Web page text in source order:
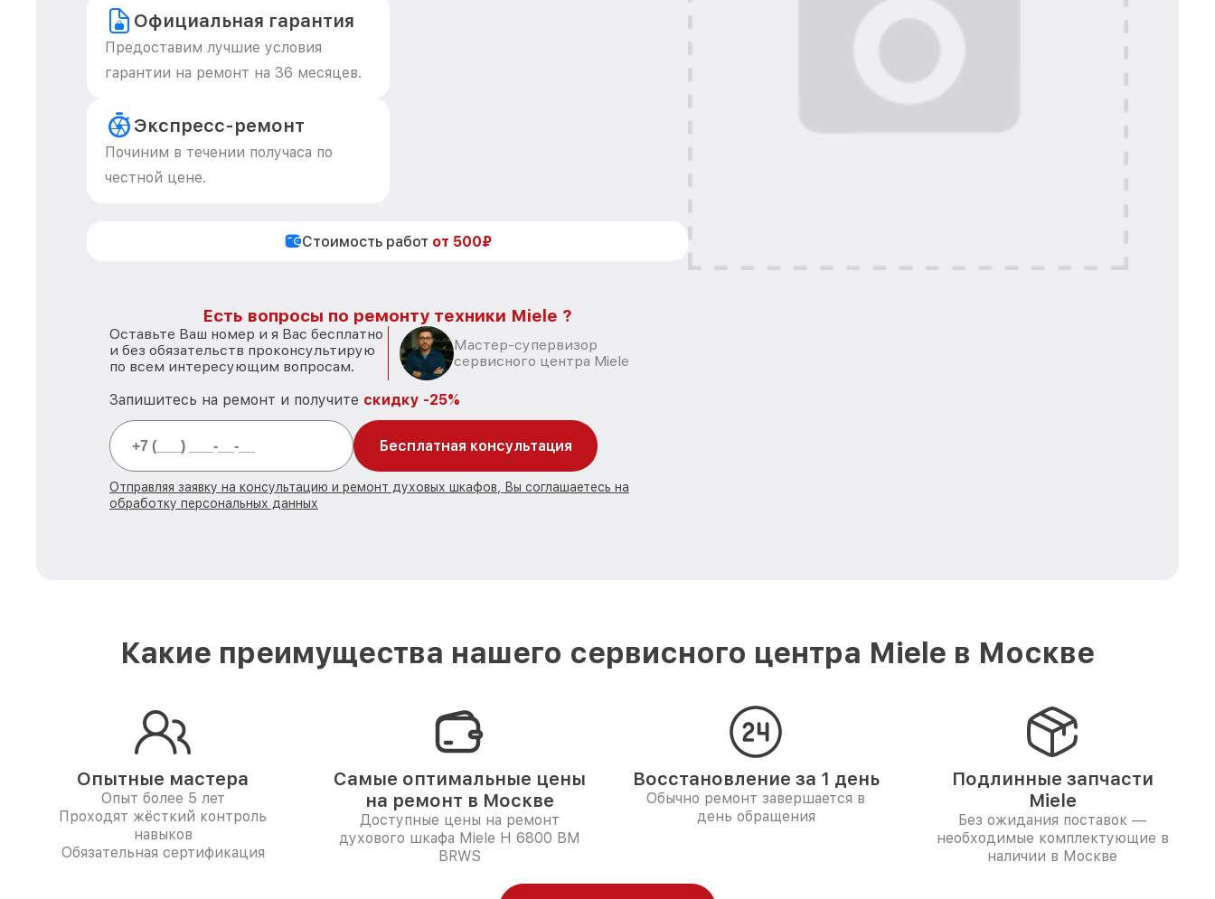
Официальная гарантия
Предоставим лучшие условия
гарантии на ремонт на 36 месяцев.
Экспресс-ремонт
Починим в течении получаса по
честной цене.
Стоимость работ от 500₽
Есть вопросы по ремонту техники Miele ?
Оставьте Ваш номер и я Вас бесплатно
и без обязательств проконсультирую
по всем интересующим вопросам.
Мастер-супервизор
сервисного центра Miele
Запишитесь на ремонт и получите скидку -25%
Бесплатная консультация
Отправляя заявку на консультацию и ремонт духовых шкафов, Вы соглашаетесь на
обработку персональных данных
Какие преимущества нашего сервисного центра Miele в Москве
Опытные мастера
Опыт более 5 лет
Проходят жёсткий контроль
навыков
Обязательная сертификация
Самые оптимальные цены
на ремонт в Москве
Доступные цены на ремонт
духового шкафа Miele H 6800 BM
BRWS
Восстановление за 1 день
Обычно ремонт завершается в
день обращения
Подлинные запчасти
Miele
Без ожидания поставок —
необходимые комплектующие в
наличии в Москве